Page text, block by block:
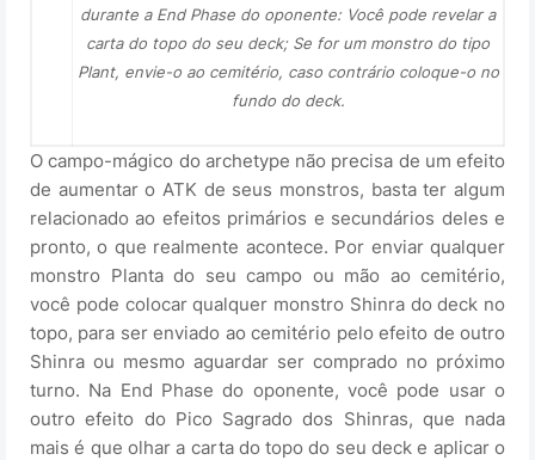
durante a End Phase do oponente: Você pode revelar a
carta do topo do seu deck; Se for um monstro do tipo
Plant, envie-o ao cemitério, caso contrário coloque-o no
fundo do deck.
O campo-mágico do archetype não precisa de um efeito
de aumentar o ATK de seus monstros, basta ter algum
relacionado ao efeitos primários e secundários deles e
pronto, o que realmente acontece. Por enviar qualquer
monstro Planta do seu campo ou mão ao cemitério,
você pode colocar qualquer monstro Shinra do deck no
topo, para ser enviado ao cemitério pelo efeito de outro
Shinra ou mesmo aguardar ser comprado no próximo
turno. Na End Phase do oponente, você pode usar o
outro efeito do Pico Sagrado dos Shinras, que nada
mais é que olhar a carta do topo do seu deck e aplicar o